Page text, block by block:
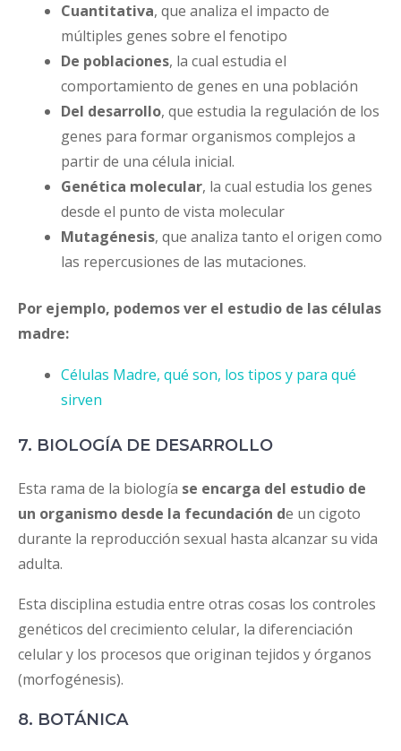
Cuantitativa, que analiza el impacto de
múltiples genes sobre el fenotipo
De poblaciones, la cual estudia el
comportamiento de genes en una población
Del desarrollo, que estudia la regulación de los
genes para formar organismos complejos a
partir de una célula inicial.
Genética molecular, la cual estudia los genes
desde el punto de vista molecular
Mutagénesis, que analiza tanto el origen como
las repercusiones de las mutaciones.
Por ejemplo, podemos ver el estudio de las células
madre:
Células Madre, qué son, los tipos y para qué
sirven
7. BIOLOGÍA DE DESARROLLO
Esta rama de la biología se encarga del estudio de
un organismo desde la fecundación de un cigoto
durante la reproducción sexual hasta alcanzar su vida
adulta.
Esta disciplina estudia entre otras cosas los controles
genéticos del crecimiento celular, la diferenciación
celular y los procesos que originan tejidos y órganos
(morfogénesis).
8. BOTÁNICA